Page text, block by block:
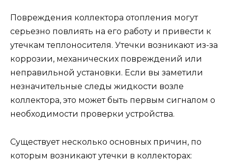
Повреждения коллектора отопления могут
серьезно повлиять на его работу и привести к
утечкам теплоносителя. Утечки возникают из-за
коррозии, механических повреждений или
неправильной установки. Если вы заметили
незначительные следы жидкости возле
коллектора, это может быть первым сигналом о
необходимости проверки устройства.
Существует несколько основных причин, по
которым возникают утечки в коллекторах: